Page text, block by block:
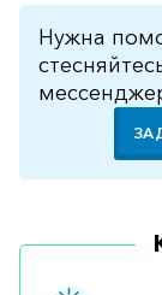
Нужна